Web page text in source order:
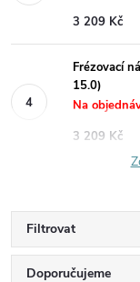
3 209 Kč
Frézovací
15.0)
Na
3 209 Kč
Filtrovat
Doporučujeme